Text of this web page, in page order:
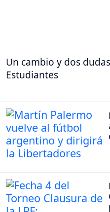
Un cambio y dos
Estudiantes